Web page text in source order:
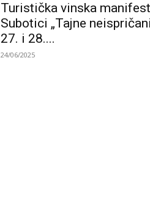
Turistička vinska
Subotici „Tajne
27. i 28....
24/06/2025